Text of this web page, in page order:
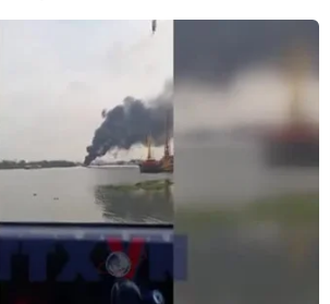
Văn Thưởng với các đại biểu. (Ảnh: Thống
Nhất/TTXVN)